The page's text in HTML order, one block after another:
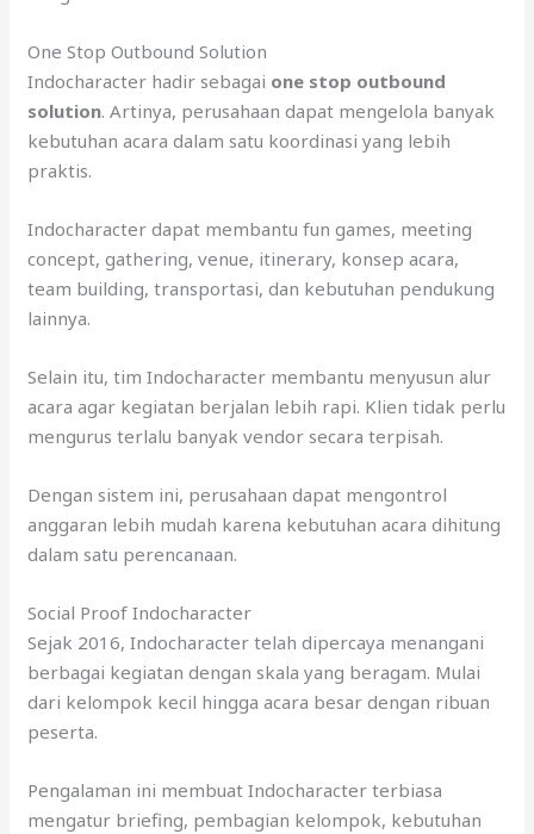
One Stop Outbound Solution
Indocharacter hadir sebagai one stop outbound
solution. Artinya, perusahaan dapat mengelola banyak
kebutuhan acara dalam satu koordinasi yang lebih
praktis.
Indocharacter dapat membantu fun games, meeting
concept, gathering, venue, itinerary, konsep acara,
team building, transportasi, dan kebutuhan pendukung
lainnya.
Selain itu, tim Indocharacter membantu menyusun alur
acara agar kegiatan berjalan lebih rapi. Klien tidak perlu
mengurus terlalu banyak vendor secara terpisah.
Dengan sistem ini, perusahaan dapat mengontrol
anggaran lebih mudah karena kebutuhan acara dihitung
dalam satu perencanaan.
Social Proof Indocharacter
Sejak 2016, Indocharacter telah dipercaya menangani
berbagai kegiatan dengan skala yang beragam. Mulai
dari kelompok kecil hingga acara besar dengan ribuan
peserta.
Pengalaman ini membuat Indocharacter terbiasa
mengatur briefing, pembagian kelompok, kebutuhan